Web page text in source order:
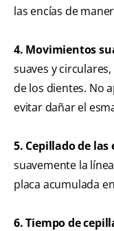
las encías de
4. Movimientos
suaves y
de los dientes. No
evitar dañar el
5. Cepillado de las
suavemente la
placa acumulada
6. Tiempo de